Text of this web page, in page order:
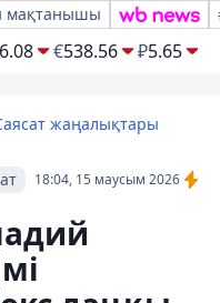
мақтанышы
€538.56 ₽5.65
жаңалықтары
18:04, 15 маусым 2026